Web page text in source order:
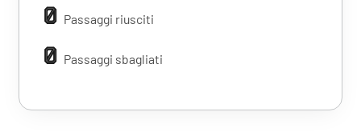
0 Passaggi riusciti
0 Passaggi sbagliati